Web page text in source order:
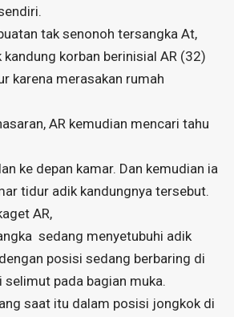
tak senonoh tersangka At,
kandung korban berinisial AR (32)
karena merasakan rumah
AR kemudian mencari tahu
ke depan kamar. Dan kemudian ia
tidur adik kandungnya tersebut.
AR,
sedang menyetubuhi adik
posisi sedang berbaring di
pada bagian muka.
saat itu dalam posisi jongkok di